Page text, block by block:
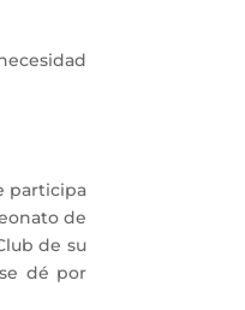
participa
de
de su
dé por